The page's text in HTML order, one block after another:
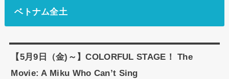
ベトナム全土
【5月9日（金)～】COLORFUL STAGE！ The
Movie: A Miku Who Can’t Sing